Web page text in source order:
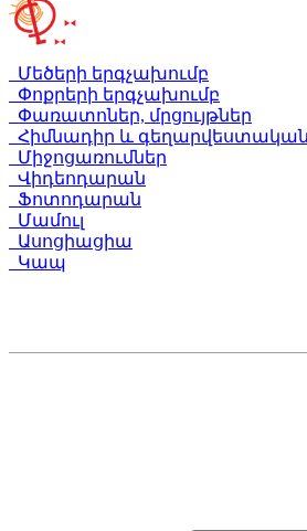
Մեծերի երգչախումբ
Փոքրերի երգչախումբ
Փառատոներ, մրցույթներ
Հիմնադիր և
Միջոցառումներ
Վիդեոդարան
Ֆոտոդարան
Մամուլ
Ասոցիացիա
Կապ